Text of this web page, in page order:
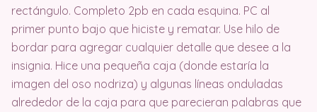
rectángulo. Completo 2pb en cada esquina. PC al
primer punto bajo que hiciste y rematar. Use hilo de
bordar para agregar cualquier detalle que desee a la
insignia. Hice una pequeña caja (donde estaría la
imagen del oso nodriza) y algunas líneas onduladas
alrededor de la caja para que parecieran palabras que